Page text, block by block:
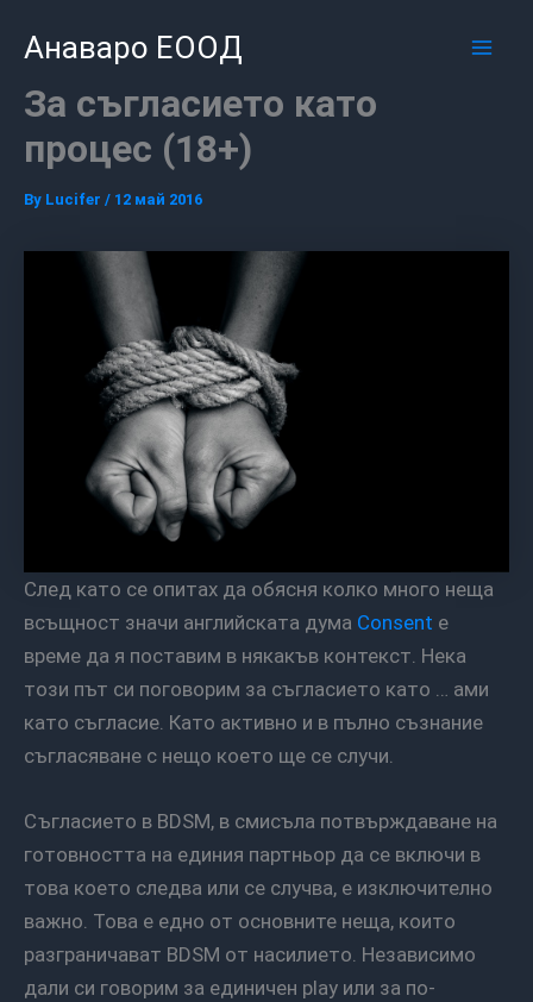
Анаваро ЕООД
За съгласието като
процес (18+)
By Lucifer / 12 май 2016
След като се опитах да обясня колко много неща
всъщност значи английската дума Consent е
време да я поставим в някакъв контекст. Нека
този път си поговорим за съгласието като … ами
като съгласие. Като активно и в пълно съзнание
съгласяване с нещо което ще се случи.
Съгласието в BDSM, в смисъла потвърждаване на
готовността на единия партньор да се включи в
това което следва или се случва, е изключително
важно. Това е едно от основните неща, които
разграничават BDSM от насилието. Независимо
дали си говорим за единичен play или за по-